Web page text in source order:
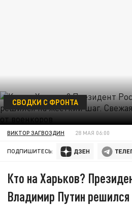
СВОДКИ С ФРОНТА
ВИКТОР ЗАГВОЗДИН 28 МАЯ 06:00
ПОДПИШИТЕСЬ:
Кто на Харьков?
Владимир Путин